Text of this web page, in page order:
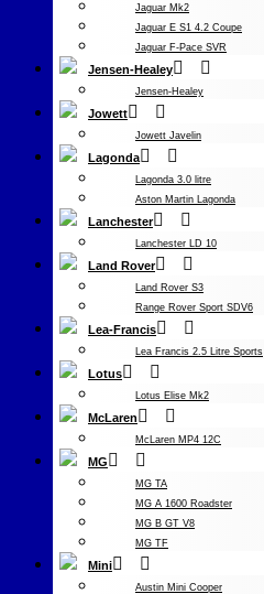
Jaguar Mk2
Jaguar E S1 4.2 Coupe
Jaguar F-Pace SVR
Jensen-Healey
Jensen-Healey
Jowett
Jowett Javelin
Lagonda
Lagonda 3.0 litre
Aston Martin Lagonda
Lanchester
Lanchester LD 10
Land Rover
Land Rover S3
Range Rover Sport SDV6
Lea-Francis
Lea Francis 2.5 Litre Sports
Lotus
Lotus Elise Mk2
McLaren
McLaren MP4 12C
MG
MG TA
MG A 1600 Roadster
MG B GT V8
MG TF
Mini
Austin Mini Cooper